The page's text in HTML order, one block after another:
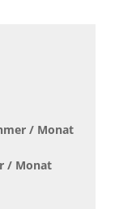
/ Monat
/ Monat